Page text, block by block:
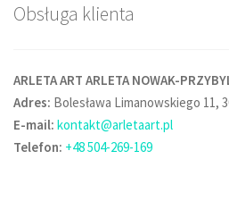
Obsługa klienta
ARLETA ART ARLETA NOWAK-
Adres: Bolesława Limanowskiego 11,
E-mail: kontakt@arletaart.pl
Telefon: +48 504-269-169